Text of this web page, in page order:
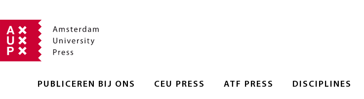
PUBLICEREN BIJ ONS CEU PRESS ATF PRESS DISCIPLINES